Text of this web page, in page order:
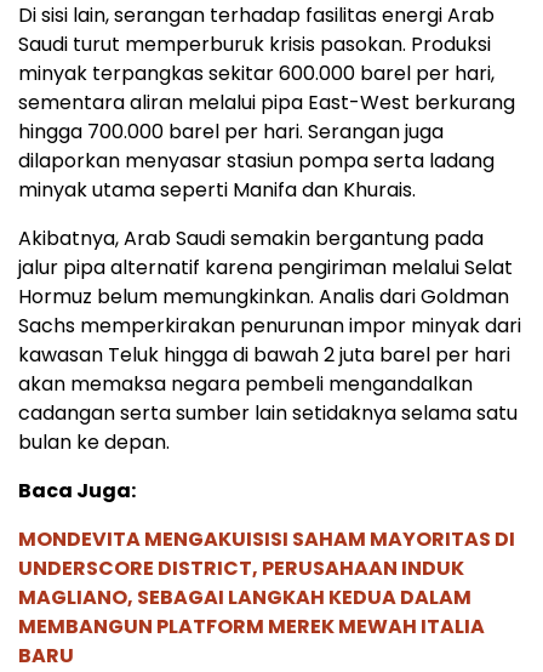
Di sisi lain, serangan terhadap fasilitas energi Arab
Saudi turut memperburuk krisis pasokan. Produksi
minyak terpangkas sekitar 600.000 barel per hari,
sementara aliran melalui pipa East-West berkurang
hingga 700.000 barel per hari. Serangan juga
dilaporkan menyasar stasiun pompa serta ladang
minyak utama seperti Manifa dan Khurais.
Akibatnya, Arab Saudi semakin bergantung pada
jalur pipa alternatif karena pengiriman melalui Selat
Hormuz belum memungkinkan. Analis dari Goldman
Sachs memperkirakan penurunan impor minyak dari
kawasan Teluk hingga di bawah 2 juta barel per hari
akan memaksa negara pembeli mengandalkan
cadangan serta sumber lain setidaknya selama satu
bulan ke depan.
Baca Juga:
MONDEVITA MENGAKUISISI SAHAM MAYORITAS DI
UNDERSCORE DISTRICT, PERUSAHAAN INDUK
MAGLIANO, SEBAGAI LANGKAH KEDUA DALAM
MEMBANGUN PLATFORM MEREK MEWAH ITALIA
BARU